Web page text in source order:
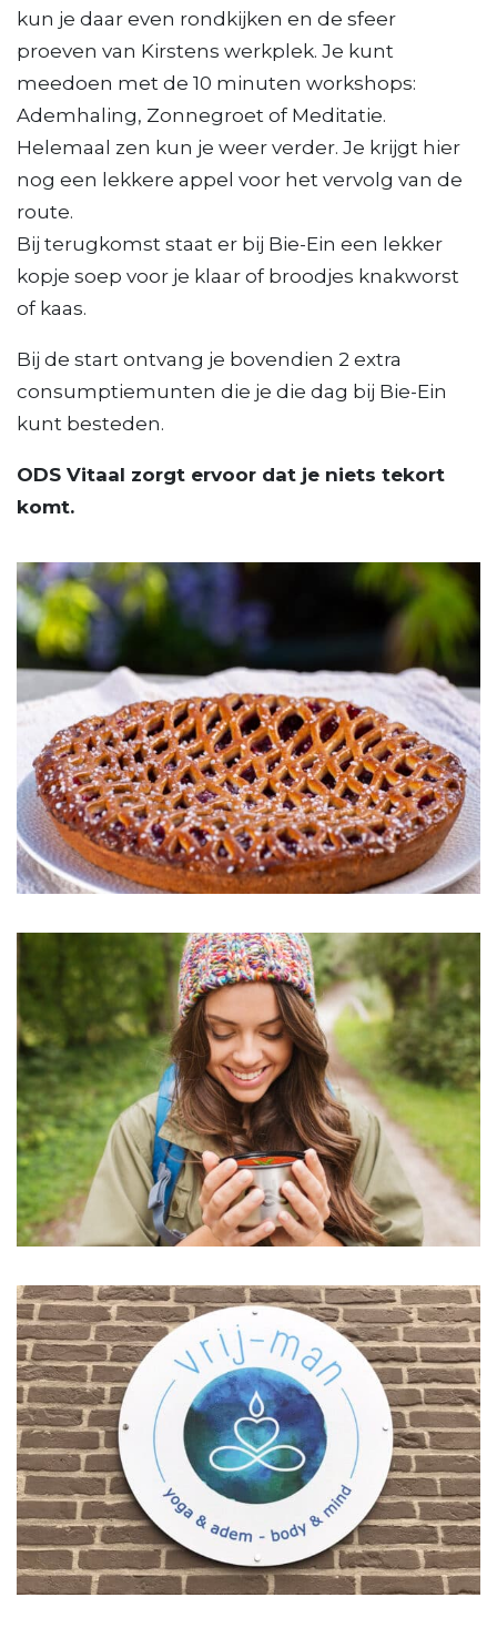
kun je daar even rondkijken en de sfeer
proeven van Kirstens werkplek. Je kunt
meedoen met de 10 minuten workshops:
Ademhaling, Zonnegroet of Meditatie.
Helemaal zen kun je weer verder. Je krijgt hier
nog een lekkere appel voor het vervolg van de
route.
Bij terugkomst staat er bij Bie-Ein een lekker
kopje soep voor je klaar of broodjes knakworst
of kaas.
Bij de start ontvang je bovendien 2 extra
consumptiemunten die je die dag bij Bie-Ein
kunt besteden.
ODS Vitaal zorgt ervoor dat je niets tekort
komt.